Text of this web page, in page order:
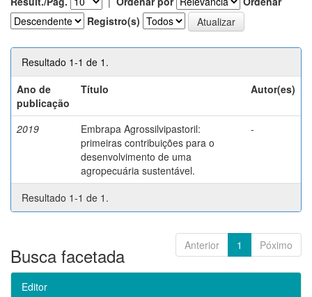
Registro(s)
Resultado 1-1 de 1.
Ano de
publicação
Título Autor(es)
2019
Embrapa Agrossilvipastoril:
primeiras contribuições para o
desenvolvimento de uma
agropecuária sustentável.
-
Resultado 1-1 de 1.
Anterior 1 Póximo
Busca facetada
Editor